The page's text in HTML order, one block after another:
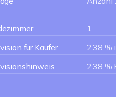
1
für Käufer
2,38 %
2,38 %